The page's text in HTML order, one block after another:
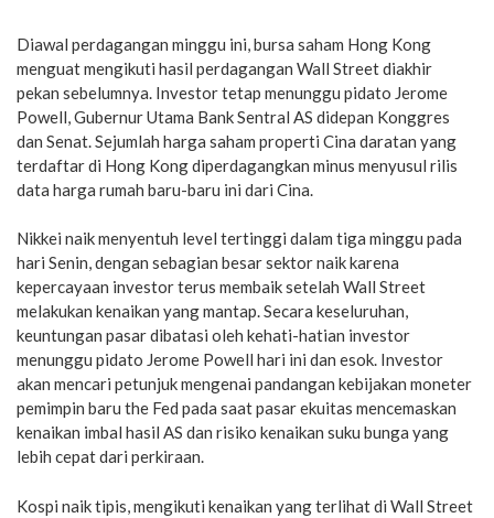
Diawal perdagangan minggu ini, bursa saham Hong Kong
menguat mengikuti hasil perdagangan Wall Street diakhir
pekan sebelumnya. Investor tetap menunggu pidato Jerome
Powell, Gubernur Utama Bank Sentral AS didepan Konggres
dan Senat. Sejumlah harga saham properti Cina daratan yang
terdaftar di Hong Kong diperdagangkan minus menyusul rilis
data harga rumah baru-baru ini dari Cina.
Nikkei naik menyentuh level tertinggi dalam tiga minggu pada
hari Senin, dengan sebagian besar sektor naik karena
kepercayaan investor terus membaik setelah Wall Street
melakukan kenaikan yang mantap. Secara keseluruhan,
keuntungan pasar dibatasi oleh kehati-hatian investor
menunggu pidato Jerome Powell hari ini dan esok. Investor
akan mencari petunjuk mengenai pandangan kebijakan moneter
pemimpin baru the Fed pada saat pasar ekuitas mencemaskan
kenaikan imbal hasil AS dan risiko kenaikan suku bunga yang
lebih cepat dari perkiraan.
Kospi naik tipis, mengikuti kenaikan yang terlihat di Wall Street